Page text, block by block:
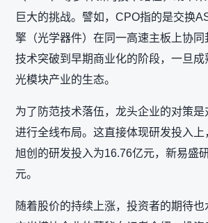
巨大的挑战。譬如，CPO指的是交换
擎（光学器件）在同一高速主板上协
技术突破到早期商业化的阶段，一旦成
光模块产业的生态。
为了防范技术落伍，龙头企业的对策
进行全线布局。这直接体现研发投入
旭创的研发投入为16.76亿元，新易盛
元。
随着股价的持续上涨，投资者的期待也